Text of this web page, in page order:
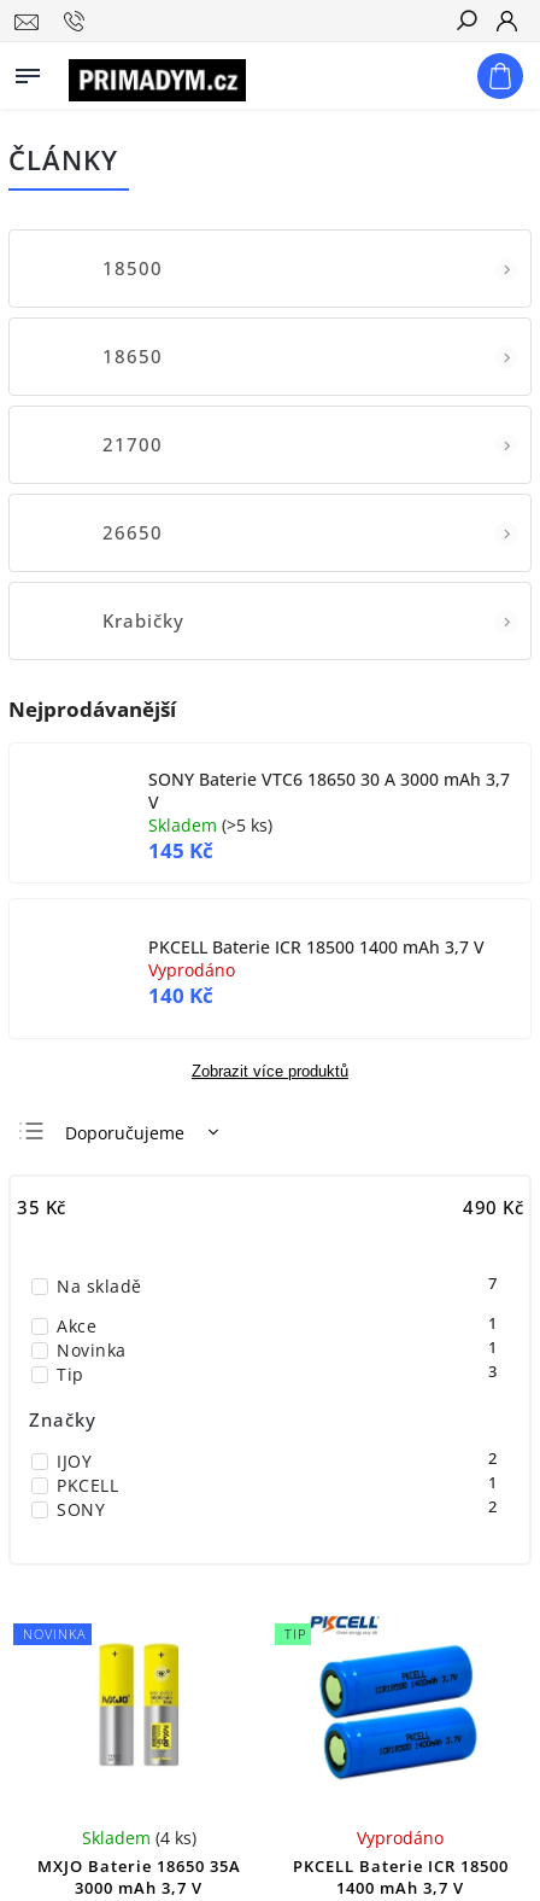
Hledat
ČLÁNKY
18500
18650
21700
26650
Krabičky
Nejprodávanější
SONY Baterie VTC6 18650 30 A 3000 mAh 3,7
V
Skladem (>5 ks)
145 Kč
PKCELL Baterie ICR 18500 1400 mAh 3,7 V
Vyprodáno
140 Kč
Zobrazit více produktů
Doporučujeme
Abecedně
35 Kč 490 Kč
Na skladě 7
Akce 1
Novinka 1
Tip 3
Značky
IJOY 2
PKCELL 1
SONY 2
NOVINKA
MXJO Baterie 18650 35A
3000 mAh 3,7 V
Skladem (4 ks)
TIP
PKCELL Baterie ICR 18500
1400 mAh 3,7 V
Vyprodáno